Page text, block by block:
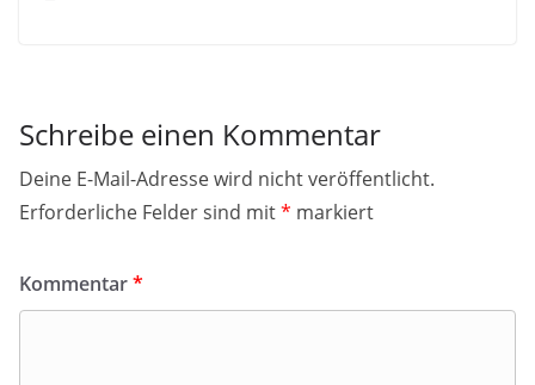
Schreibe einen Kommentar
Deine E-Mail-Adresse wird nicht veröffentlicht.
Erforderliche Felder sind mit* markiert
Kommentar*